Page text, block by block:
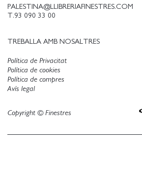
PALESTINA@LLIBRERIAFINESTRES.COM
T.93 090 33 00
TREBALLA AMB NOSALTRES
Política de Privacitat
Política de cookies
Avís legal
Política de compres
Copyright © Finestres